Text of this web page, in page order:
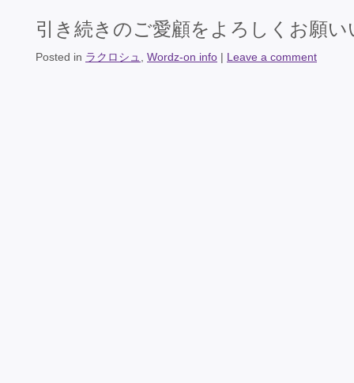
引き続きのご愛顧をよろしくお願
Posted in ラクロシュ Wordz-on info | Leave a comment